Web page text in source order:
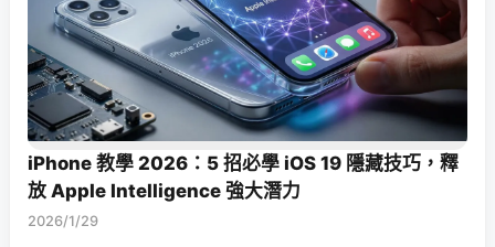
iPhone 教學 2026：5 招必學 iOS 19 隱藏技巧，釋
放 Apple Intelligence 強大潛力
2026/1/29